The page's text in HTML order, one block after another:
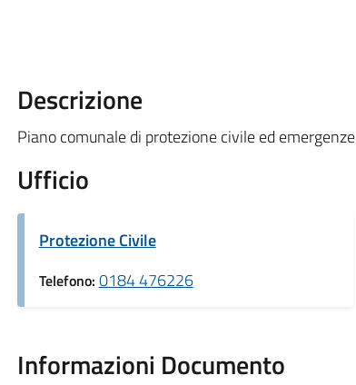
Descrizione
Piano comunale di protezione civile ed emergenze
Ufficio
Protezione Civile
Telefono: 0184 476226
Informazioni Documento